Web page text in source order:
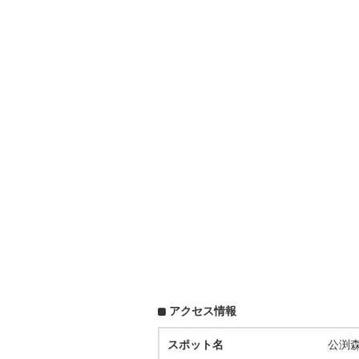
アクセス情報
スポット名 公渕